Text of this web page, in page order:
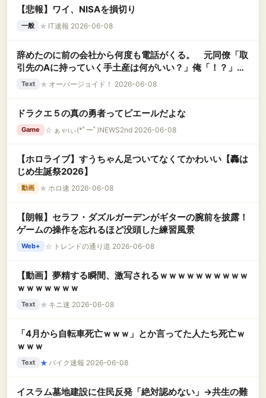
【悲報】ワイ、NISAを損切り
一般 ★ IT速報 2026-06-08
辞めたのに前の会社から何度も電話がくる。 元同僚「取
引先のAに持っていく手土産は何がいい？」俺「！？」元
同僚「 B社に行くときは車をどこに駐めるの？」俺
Text ★ オーバージョイド！ 2026-06-08
ドラクエ５の真の勇者ってピエールだよな
Game ☆ ぁゃιぃ(*ﾟーﾟ)NEWS2nd 2026-06-08
【ホロライブ】すうちゃん足ついてなくてかわいい【轟は
じめ生誕祭2026】
動画 ★ ホロ速 2026-06-08
【朗報】セラフ・ダズルガーデンがギターの腕前を披露！
ゲームの操作を忘れるほど没頭した練習風景
Web+ ☆ トレンドの通り道 2026-06-08
【動画】夢精する瞬間、激写されるｗｗｗｗｗｗｗｗｗｗ
ｗｗｗｗｗｗｗ
Text ★ キニ速 2026-06-08
「4月から自転車死亡ｗｗｗ」とか言ってた人たち死亡ｗ
ｗｗｗ
Text ★ バイク速報 2026-06-08
イスラム墓地建設に住民反発「絶対認めない」→共生の難